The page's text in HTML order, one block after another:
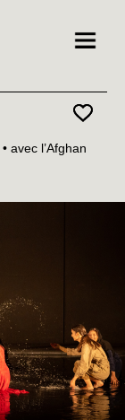
Favoris
• avec l’Afghan
Afficher